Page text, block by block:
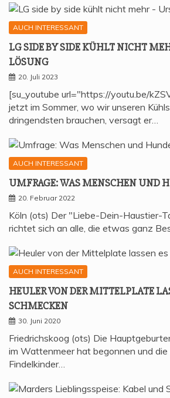
AUCH INTERESSANT
LG SIDE BY SIDE KÜHLT NICHT
LÖSUNG
20. Juli 2023
[su_youtube url="https://youtu.be/
jetzt im Sommer, wo wir unseren
dringendsten brauchen, versagt er…
AUCH INTERESSANT
UMFRA­GE: WAS MEN­SCHEN UND
20. Februar 2022
Köln (ots) Der "Liebe-Dein-Haustier-
richtet sich an alle, die etwas ganz
AUCH INTERESSANT
HEU­LER VON DER MIT­TEL­P­LA­TE
SCHMECKEN
30. Juni 2020
Friedrichskoog (ots) Die
im Wattenmeer hat begonnen und die
Findelkinder…